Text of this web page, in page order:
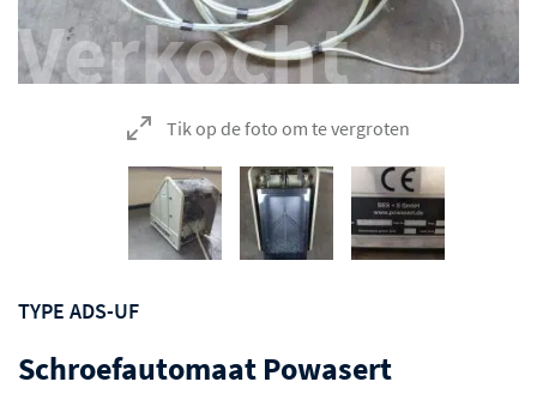
Verkocht
Tik op de foto om te vergroten
TYPE ADS-UF
Schroefautomaat Powasert